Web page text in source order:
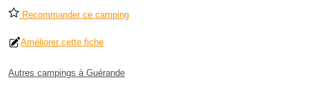
Recommander ce camping
Améliorer cette fiche
Autres campings à Guérande